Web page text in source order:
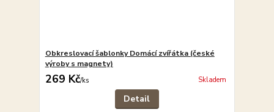
Obkreslovací šablonky Domácí zvířátka (české
výroby s magnety)
269 Kč/ks Skladem
Detail